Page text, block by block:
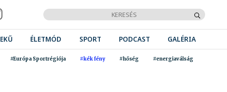
ÉLETMÓD SPORT PODCAST GALÉRIA
#Európa Sportrégiója #kék fény #hőség #energiaválság